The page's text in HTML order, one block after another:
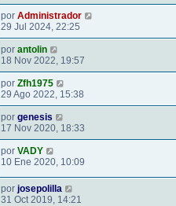
por Administrador
29 Jul 2024, 22:25
por antolin
18 Nov 2022, 19:57
por Zfh1975
29 Ago 2022, 15:38
por genesis
17 Nov 2020, 18:33
por VADY
10 Ene 2020, 10:09
por josepolilla
31 Oct 2019, 14:21